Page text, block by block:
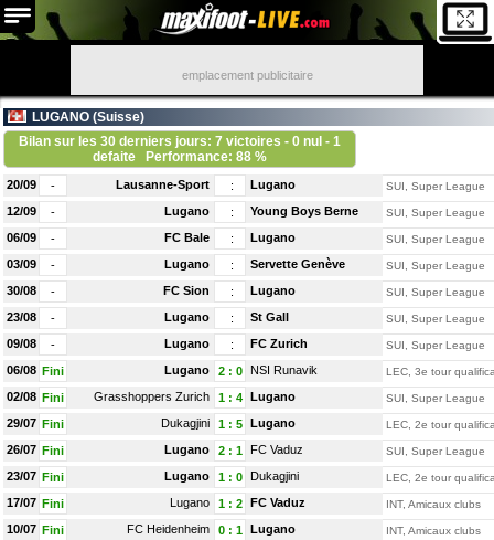
emplacement publicitaire
LUGANO (Suisse)
Bilan sur les 30 derniers jours: 7 victoires - 0 nul - 1
defaite
Performance: 88 %
20/09 - Lausanne-Sport : Lugano SUI, Super League
12/09 - Lugano : Young Boys Berne SUI, Super League
06/09 - FC Bale : Lugano SUI, Super League
03/09 - Lugano : Servette Genève SUI, Super League
30/08 - FC Sion : Lugano SUI, Super League
23/08 - Lugano : St Gall SUI, Super League
09/08 - Lugano : FC Zurich SUI, Super League
06/08 Fini Lugano 2: 0 NSI Runavik LEC, 3e tour
02/08 Fini Grasshoppers Zurich 1: 4 Lugano SUI, Super League
29/07 Fini Dukagjini 1: 5 Lugano LEC, 2e tour
26/07 Fini Lugano 2: 1 FC Vaduz SUI, Super League
23/07 Fini Lugano 1: 0 Dukagjini LEC, 2e tour
17/07 Fini Lugano 1: 2 FC Vaduz INT, Amicaux clubs
10/07 Fini FC Heidenheim 0: 1 Lugano INT, Amicaux clubs